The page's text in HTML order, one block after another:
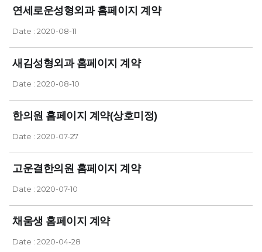
연세로운성형외과 홈페이지 계약
Date : 2020-08-11
새김성형외과 홈페이지 계약
Date : 2020-08-10
한의원 홈페이지 계약(상호미정)
Date : 2020-07-27
고운결한의원 홈페이지 계약
Date : 2020-07-10
채움생 홈페이지 계약
Date : 2020-04-28